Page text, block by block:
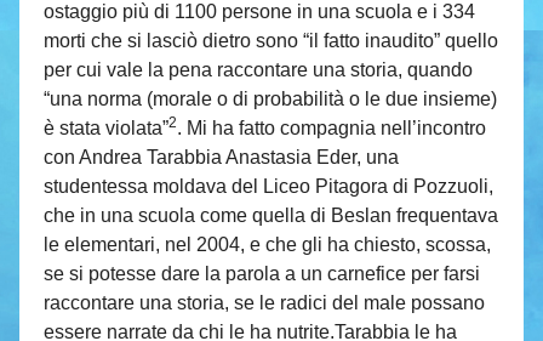
ostaggio più di 1100 persone in una scuola e i 334
morti che si lasciò dietro sono “il fatto inaudito” quello
per cui vale la pena raccontare una storia, quando
“una norma (morale o di probabilità o le due insieme)
è stata violata”2. Mi ha fatto compagnia nell’incontro
con Andrea Tarabbia Anastasia Eder, una
studentessa moldava del Liceo Pitagora di Pozzuoli,
che in una scuola come quella di Beslan frequentava
le elementari, nel 2004, e che gli ha chiesto, scossa,
se si potesse dare la parola a un carnefice per farsi
raccontare una storia, se le radici del male possano
essere narrate da chi le ha nutrite.Tarabbia le ha